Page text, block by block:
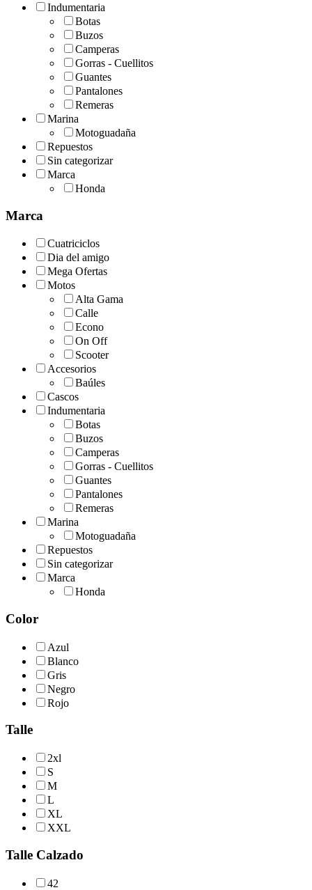
Indumentaria
Botas
Buzos
Camperas
Gorras - Cuellitos
Guantes
Pantalones
Remeras
Marina
Motoguadaña
Repuestos
Sin categorizar
Marca
Honda
Marca
Cuatriciclos
Dia del amigo
Mega Ofertas
Motos
Alta Gama
Calle
Econo
On Off
Scooter
Accesorios
Baúles
Cascos
Indumentaria
Botas
Buzos
Camperas
Gorras - Cuellitos
Guantes
Pantalones
Remeras
Marina
Motoguadaña
Repuestos
Sin categorizar
Marca
Honda
Color
Azul
Blanco
Gris
Negro
Rojo
Talle
2xl
S
M
L
XL
XXL
Talle Calzado
42